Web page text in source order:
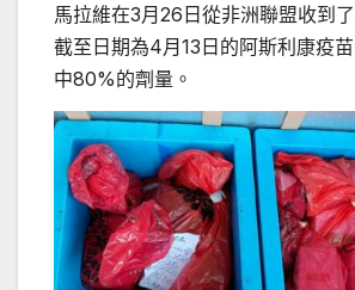
馬拉維在3月26日從非洲聯盟收到
截至日期為4月13日的阿斯利康疫
中80%的劑量。